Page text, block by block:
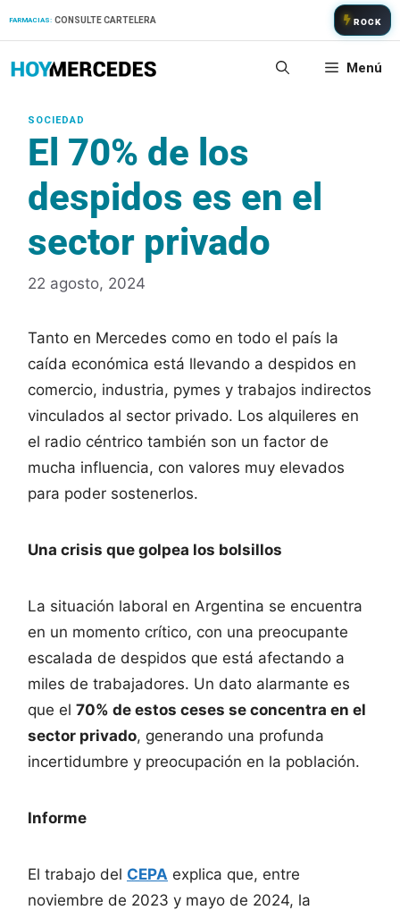
FARMACIAS: CONSULTE CARTELERA ROCK
Menú
El 70% de los
despidos es en el
sector privado
22 agosto, 2024
Tanto en Mercedes como en todo el país la
caída económica está llevando a despidos en
comercio, industria, pymes y trabajos indirectos
vinculados al sector privado. Los alquileres en
el radio céntrico también son un factor de
mucha influencia, con valores muy elevados
para poder sostenerlos.
Una crisis que golpea los bolsillos
La situación laboral en Argentina se encuentra
en un momento crítico, con una preocupante
escalada de despidos que está afectando a
miles de trabajadores. Un dato alarmante es
que el 70% de estos ceses se concentra en el
sector privado, generando una profunda
incertidumbre y preocupación en la población.
Informe
El trabajo del CEPA explica que, entre
noviembre de 2023 y mayo de 2024, la